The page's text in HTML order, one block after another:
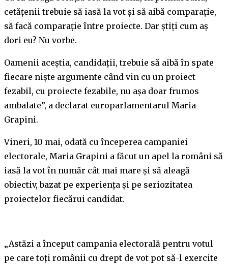
cetățenii trebuie să iasă la vot și să aibă comparație,
să facă comparație între proiecte. Dar știți cum aș
dori eu? Nu vorbe.
Oamenii aceștia, candidații, trebuie să aibă în spate
fiecare niște argumente când vin cu un proiect
fezabil, cu proiecte fezabile, nu așa doar frumos
ambalate”, a declarat europarlamentarul Maria
Grapini.
Vineri, 10 mai, odată cu începerea campaniei
electorale, Maria Grapini a făcut un apel la români să
iasă la vot în număr cât mai mare și să aleagă
obiectiv, bazat pe experiența și pe seriozitatea
proiectelor fiecărui candidat.
„Astăzi a început campania electorală pentru votul
pe care toți românii cu drept de vot pot să-l exercite